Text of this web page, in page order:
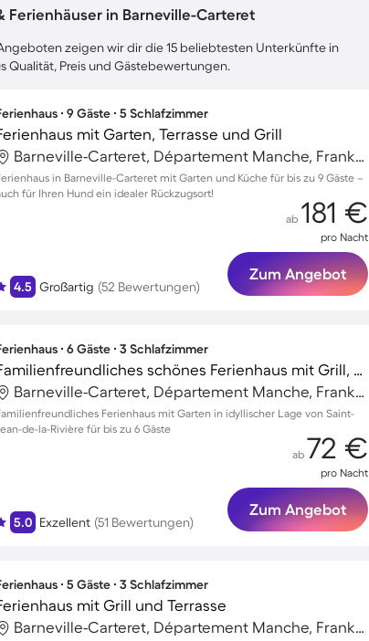
Ferienhäuser in Barneville-Carteret
zeigen wir dir die 15 beliebtesten Unterkünfte in
Qualität, Preis und Gästebewertungen.
∙ 9 Gäste ∙ 5 Schlafzimmer
mit Garten, Terrasse und Grill
Barneville-Carteret, Département Manche, Frankreich
in Barneville-Carteret mit Garten und Küche für bis zu 9 Gäste –
für Ihren Hund ein idealer Rückzugsort!
4.5 Großartig (52 Bewertungen)
ab 181 €
pro Nacht
Zum Angebot
∙ 6 Gäste ∙ 3 Schlafzimmer
Familienfreundliches schönes Ferienhaus mit Grill, Garten und Terrasse | Naturblick
Barneville-Carteret, Département Manche, Frankreich
Ferienhaus mit Garten in idyllischer Lage von Saint-
de-la-Rivière für bis zu 6 Gäste
5.0 Exzellent (51 Bewertungen)
ab 72 €
pro Nacht
Zum Angebot
∙ 5 Gäste ∙ 3 Schlafzimmer
mit Grill und Terrasse
Barneville-Carteret, Département Manche, Frankreich